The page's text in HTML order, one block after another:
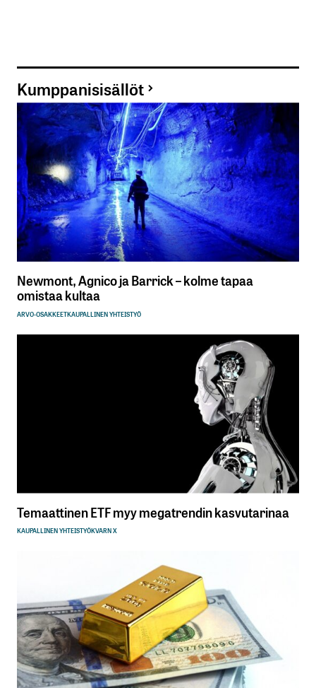
Kumppanisisällöt
Newmont, Agnico ja Barrick – kolme tapaa
omistaa kultaa
ARVO-OSAKKEETKAUPALLINEN YHTEISTYÖ
Temaattinen ETF myy megatrendin kasvutarinaa
KAUPALLINEN YHTEISTYÖKVARN X